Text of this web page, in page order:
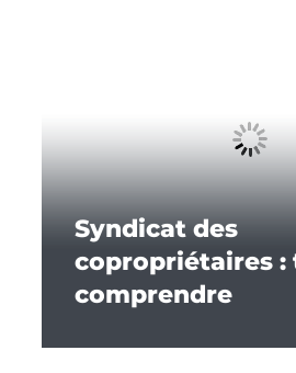
Syndicat des
copropriétaires :
comprendre